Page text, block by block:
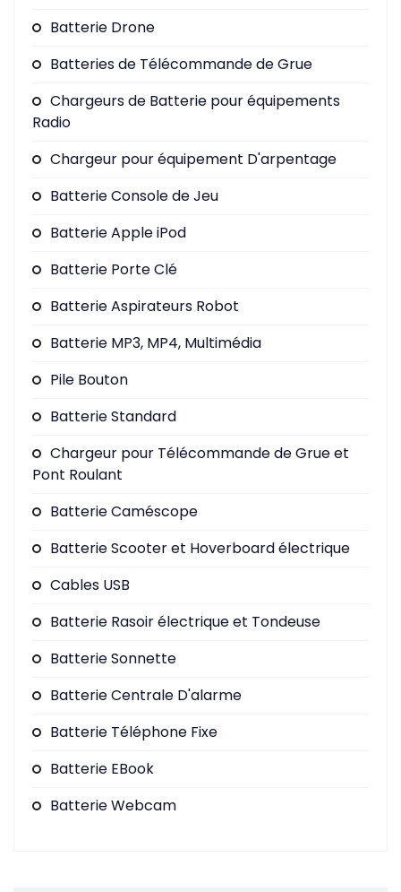
Batterie Drone
Batteries de Télécommande de Grue
Chargeurs de Batterie pour équipements
Radio
Chargeur pour équipement D'arpentage
Batterie Console de Jeu
Batterie Apple iPod
Batterie Porte Clé
Batterie Aspirateurs Robot
Batterie MP3, MP4, Multimédia
Pile Bouton
Batterie Standard
Chargeur pour Télécommande de Grue et
Pont Roulant
Batterie Caméscope
Batterie Scooter et Hoverboard électrique
Cables USB
Batterie Rasoir électrique et Tondeuse
Batterie Sonnette
Batterie Centrale D'alarme
Batterie Téléphone Fixe
Batterie EBook
Batterie Webcam